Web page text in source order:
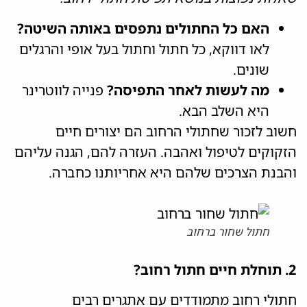
האם כל החתולים נתפסים באותה השיטה?
לאו דווקא, כל חתול וחתול בעל אופי והרגלים
שונים.
מה לעשות לאחר התפיסה? פנייה לווטרינר
היא השלב הבא.
חשוב לזכור שחתולי הרחוב הם יצורים חיים
הזקוקים לטיפול ואהבה. העזרה להם, הגנה עליהם
והבנת הצרכים שלהם היא אחריותנו כחברה.
חתול שחור ברחוב
2. תוחלת חיים חתול רחוב?
חתולי רחוב מתמודדים עם אתגרים רבים